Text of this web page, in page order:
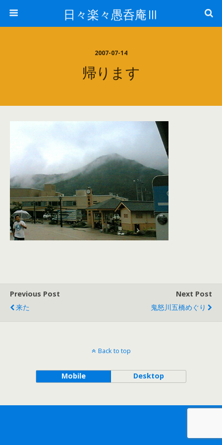
日々楽々愚呑庵Ⅲ
2007-07-14
帰ります
Previous Post
来た
Next Post
鬼怒川五橋めぐり
Back to top
Mobile Desktop